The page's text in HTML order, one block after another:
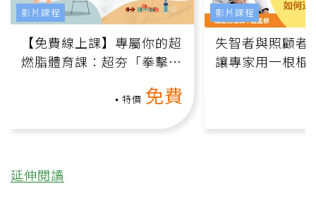
【免費線上課】專屬你的超
燃脂體育課：超夯「拳擊有
特價 免費
影片課程
失智者與照顧者
讓專家用一根棍
影片課程
延伸閱讀